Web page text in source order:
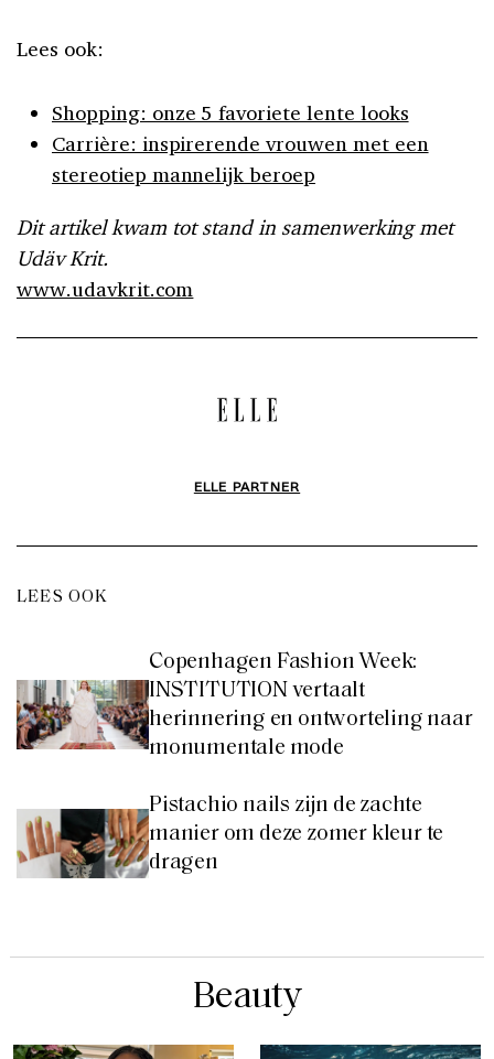
Lees ook:
Shopping: onze 5 favoriete lente looks
Carrière: inspirerende vrouwen met een
stereotiep mannelijk beroep
Dit artikel kwam tot stand in samenwerking met
Udäv Krit.
www.udavkrit.com
ELLE PARTNER
LEES OOK
Copenhagen Fashion Week:
INSTITUTION vertaalt
herinnering en ontworteling naar
monumentale mode
Pistachio nails zijn de zachte
manier om deze zomer kleur te
dragen
Beauty